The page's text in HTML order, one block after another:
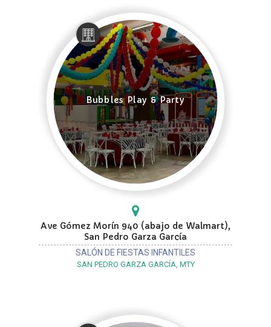
Bubbles Play & Party
Ave Gómez Morín 940 (abajo de Walmart),
San Pedro Garza García
SALÓN DE FIESTAS INFANTILES
SAN PEDRO GARZA GARCÍA, MTY